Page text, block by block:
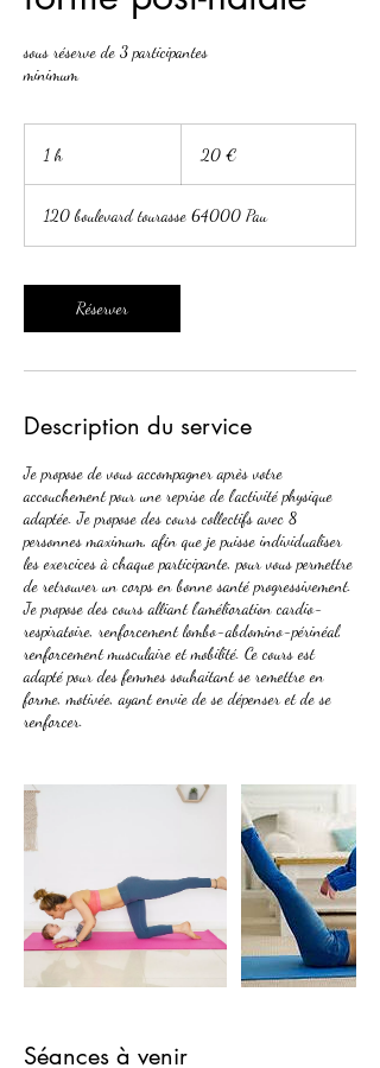
sous réserve de 3 participantes
minimum
1 h 20 €
120 boulevard tourasse 64000 Pau
Réserver
Description du service
Je propose de vous accompagner après votre
accouchement pour une reprise de l’activité physique
adaptée. Je propose des cours collectifs avec 8
personnes maximum, afin que je puisse individualiser
les exercices à chaque participante, pour vous permettre
de retrouver un corps en bonne santé progressivement.
Je propose des cours alliant l’amélioration cardio-
respiratoire, renforcement lombo-abdomino-périnéal,
renforcement musculaire et mobilité. Ce cours est
adapté pour des femmes souhaitant se remettre en
forme, motivée, ayant envie de se dépenser et de se
Séances à venir